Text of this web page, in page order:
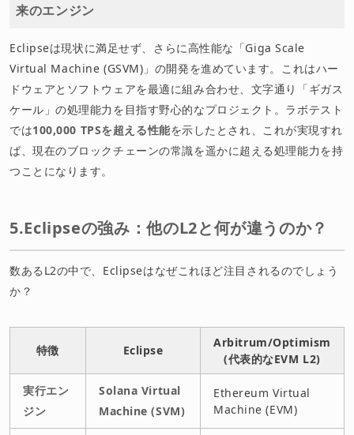
来のエンジン
Eclipseは現状に満足せず、さらに高性能な「Giga Scale
Virtual Machine (GSVM)」の開発を進めています。これはハー
ドウェアとソフトウェアを最適に組み合わせ、文字通り「ギガス
ケール」の処理能力を目指す野心的なプロジェクト。ラボテスト
では100,000 TPSを超える性能を示したとされ、これが実現すれ
ば、現在のブロックチェーンの常識を遥かに超える処理能力を持
つことになります。
5.Eclipseの強み：他のL2と何が違うのか？
数あるL2の中で、Eclipseはなぜこれほど注目されるのでしょう
か？
特徴 Eclipse
Arbitrum/Optimism
(代表的なEVM L2)
実行エン
ジン
Solana Virtual
Machine (SVM)
Ethereum Virtual
Machine (EVM)